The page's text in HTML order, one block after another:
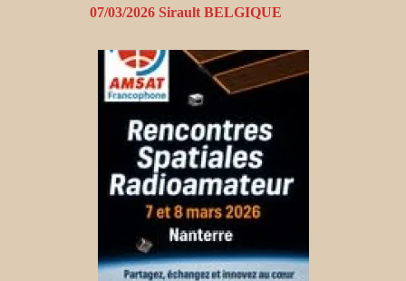
07/03/2026 Sirault BELGIQUE